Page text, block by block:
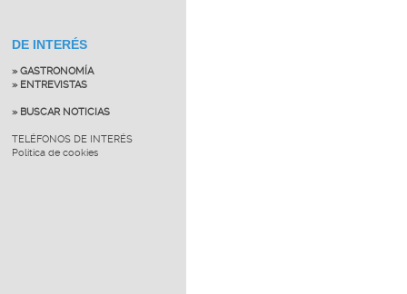
DE INTERÉS
» GASTRONOMÍA
» ENTREVISTAS
» BUSCAR NOTICIAS
TELÉFONOS DE INTERÉS
Política de cookies